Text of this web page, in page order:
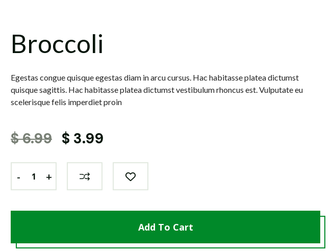
Broccoli
Egestas congue quisque egestas diam in arcu cursus. Hac habitasse platea dictumst
quisque sagittis. Hac habitasse platea dictumst vestibulum rhoncus est. Vulputate eu
scelerisque felis imperdiet proin
$6.99 $ 3.99
- +
- +
- +
Add To Cart